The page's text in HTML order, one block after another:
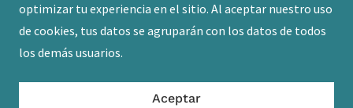
Copyright © 2016 MOBAEN SERVICIOS - Todos los
optimizar tu experiencia en el sitio. Al aceptar nuestro uso
de cookies, tus datos se agruparán con los datos de todos
los demás usuarios.
Aceptar